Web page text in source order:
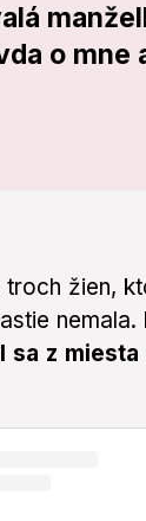
o mne
žien,
nemala.
sa z